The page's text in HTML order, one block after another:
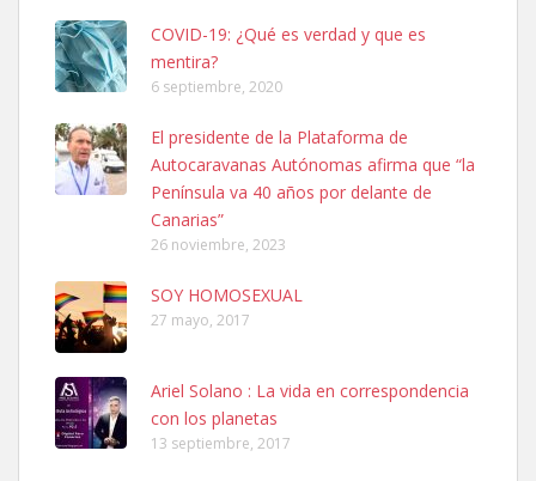
Ninfa perdida
El día 5 se los perdió una ninfa papillera, asustada tiene miedo a la
calle, se perdió por la zon...
Leales.org » Gran Canaria
6.7.2025
Adopcion
Busco casa de acogida para mi perrita ya que por temas de trabajo
no la puedo tener. Solo gente r...
COVID-19: ¿Qué es verdad y que es
mentira?
6 septiembre, 2020
El presidente de la Plataforma de
Autocaravanas Autónomas afirma que “la
Península va 40 años por delante de
Canarias”
26 noviembre, 2023
SOY HOMOSEXUAL
27 mayo, 2017
Ariel Solano : La vida en correspondencia
con los planetas
13 septiembre, 2017